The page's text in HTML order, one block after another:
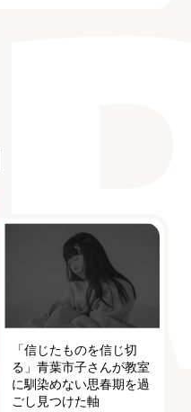
「信じたものを信じ切
る」青葉市子さんが教室
に馴染めない思春期を過
ごし見つけた軸